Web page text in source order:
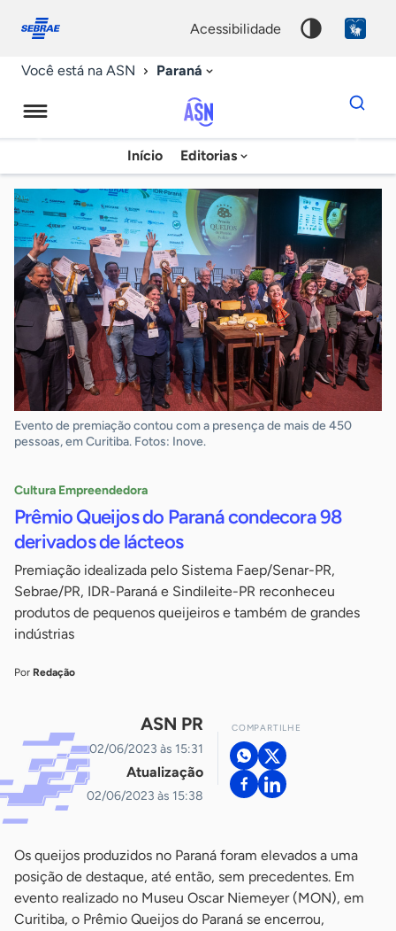
conosco
acessibilidade
Você está na ASN Paraná
Agência
Sebrae
de
Notícias
Início Editorias
Dados
para
chave
Evento de premiação contou com a presença de mais de 450
pessoas, em Curitiba. Fotos: Inove.
Cultura Empreendedora
Prêmio Queijos do Paraná condecora 98
derivados de lácteos
Premiação idealizada pelo Sistema Faep/Senar-PR,
Sebrae/PR, IDR-Paraná e Sindileite-PR reconheceu
produtos de pequenos queijeiros e também de grandes
indústrias
Por Redação
ASN PR
02/06/2023 às 15:31
Atualização
02/06/2023 às 15:38
COMPARTILHE
Os queijos produzidos no Paraná foram elevados a uma
posição de destaque, até então, sem precedentes. Em
evento realizado no Museu Oscar Niemeyer (MON), em
Curitiba, o Prêmio Queijos do Paraná se encerrou,